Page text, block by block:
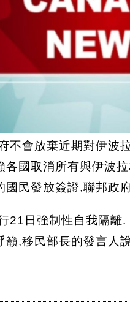
不會放棄近期對伊波
各國取消所有與伊波
國民發放簽證,聯邦政
21日強制性自我隔離.
籲,移民部長的發言人